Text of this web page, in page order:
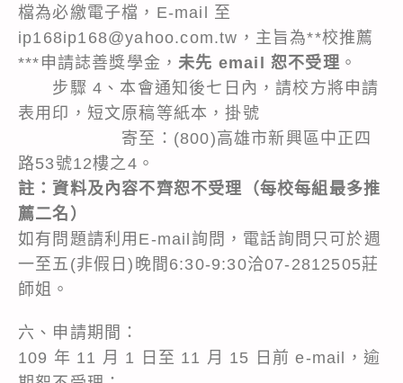
檔為必繳電子檔，E-mail 至
ip168ip168@yahoo.com.tw ，主旨為**校推薦
***申請誌善獎學金， 未先 email 恕不受理 。
步驟 4、本會通知後七日內，請校方將申請
表 用印，短文原稿等紙本，掛號
寄至：(800)高雄市新興區中正四
路53號12樓之4。
註：資料及內容不齊恕不受理（每校每組最多推
薦二名）
如有問題請利用E-mail詢問，電話詢問只可於週
一至五(非假日)晚間6:30-9:30洽07-2812505莊
師姐。
六、申請期間：
109 年 11 月 1 日至 11 月 15 日前 e-mail，逾